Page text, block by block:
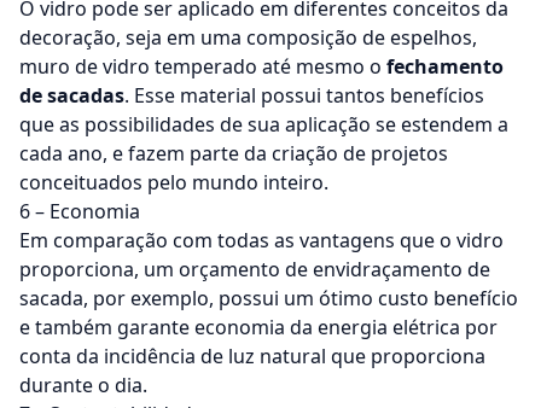
O vidro pode ser aplicado em diferentes conceitos da
decoração, seja em uma composição de espelhos,
muro de vidro temperado até mesmo o fechamento
de sacadas. Esse material possui tantos benefícios
que as possibilidades de sua aplicação se estendem a
cada ano, e fazem parte da criação de projetos
conceituados pelo mundo inteiro.
6 – Economia
Em comparação com todas as vantagens que o vidro
proporciona, um orçamento deenvidraçamento de
sacada, por exemplo, possui um ótimo custo benefício
e também garante economia da energia elétrica por
conta da incidência de luz natural que proporciona
durante o dia.